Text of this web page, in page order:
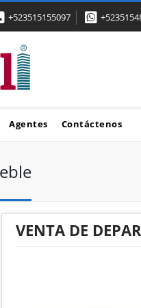
+523515155097
Agentes Contáctenos
VENTA DE